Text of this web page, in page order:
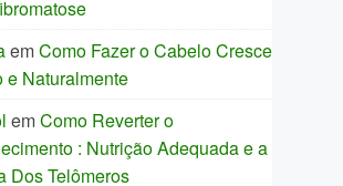
emComo Fazer o Cabelo Crescer
e Naturalmente
emComo Reverter o
: Nutrição Adequada e a
Dos Telômeros